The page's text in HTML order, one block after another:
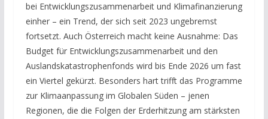
bei Entwicklungszusammenarbeit und Klimafinanzierung
einher – ein Trend, der sich seit 2023 ungebremst
fortsetzt. Auch Österreich macht keine Ausnahme: Das
Budget für Entwicklungszusammenarbeit und den
Auslandskatastrophenfonds wird bis Ende 2026 um fast
ein Viertel gekürzt. Besonders hart trifft das Programme
zur Klimaanpassung im Globalen Süden – jenen
Regionen, die die Folgen der Erderhitzung am stärksten